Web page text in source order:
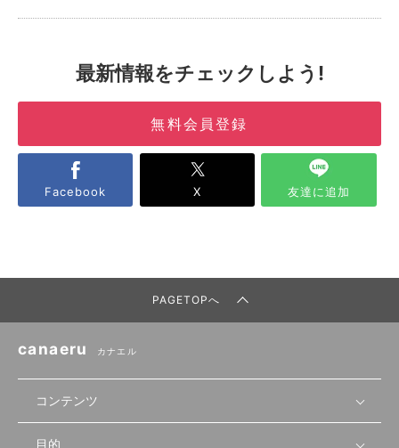
最新情報をチェックしよう!
無料会員登録
Facebook X 友達に追加
PAGETOPへ
canaeru カナエル
コンテンツ
目的